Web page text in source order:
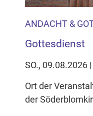
ANDACHT &
Gottesdienst
SO., 09.08.2026
Ort der
der